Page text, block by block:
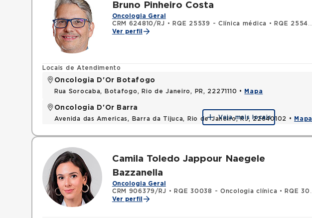
Bruno Pinheiro Costa
Oncologia Geral
CRM 624810/RJ • RQE 25539 - Clínica médica • RQE 25540 - Oncologia
Ver perfil
Locais de Atendimento
Oncologia D'Or Botafogo
Rua Sorocaba, Botafogo, Rio de Janeiro, PR, 22271110 • Mapa
Oncologia D'Or Barra
Avenida das Americas, Barra da Tijuca, Rio de Janeiro, RJ, 22640102 • Mapa
Veja mais locais
Camila Toledo Jappour Naegele
Bazzanella
Oncologia Geral
CRM 906379/RJ • RQE 30038 - Oncologia clínica •
RQE 30039 - Clínica médica
Ver perfil